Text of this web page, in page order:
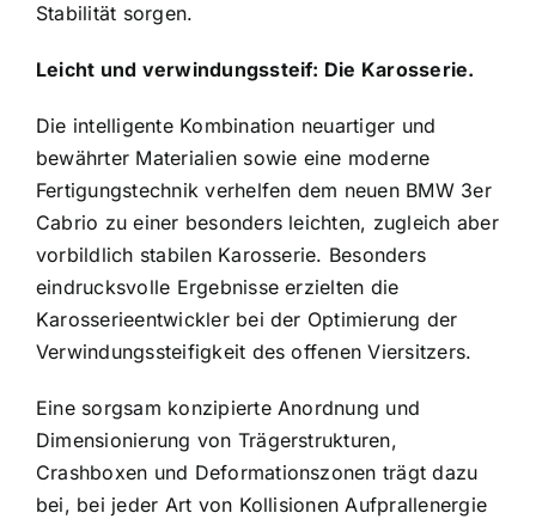
Stabilität sorgen.
Leicht und verwindungssteif: Die Karosserie.
Die intelligente Kombination neuartiger und
bewährter Materialien sowie eine moderne
Fertigungstechnik verhelfen dem neuen BMW 3er
Cabrio zu einer besonders leichten, zugleich aber
vorbildlich stabilen Karosserie. Besonders
eindrucksvolle Ergebnisse erzielten die
Karosserieentwickler bei der Optimierung der
Verwindungssteifigkeit des offenen Viersitzers.
Eine sorgsam konzipierte Anordnung und
Dimensionierung von Trägerstrukturen,
Crashboxen und Deformationszonen trägt dazu
bei, bei jeder Art von Kollisionen Aufprallenergie